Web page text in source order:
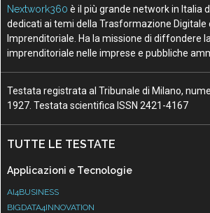
Nextwork360 è il più grande network in Italia
dedicati ai temi della Trasformazione Digitale
Imprenditoriale. Ha la missione di diffondere
imprenditoriale nelle imprese e pubbliche
Testata registrata al Tribunale di Milano,
1927. Testata scientifica ISSN 2421-4167
TUTTE LE TESTATE
Applicazioni e Tecnologie
AI4BUSINESS
BIGDATA4INNOVATION